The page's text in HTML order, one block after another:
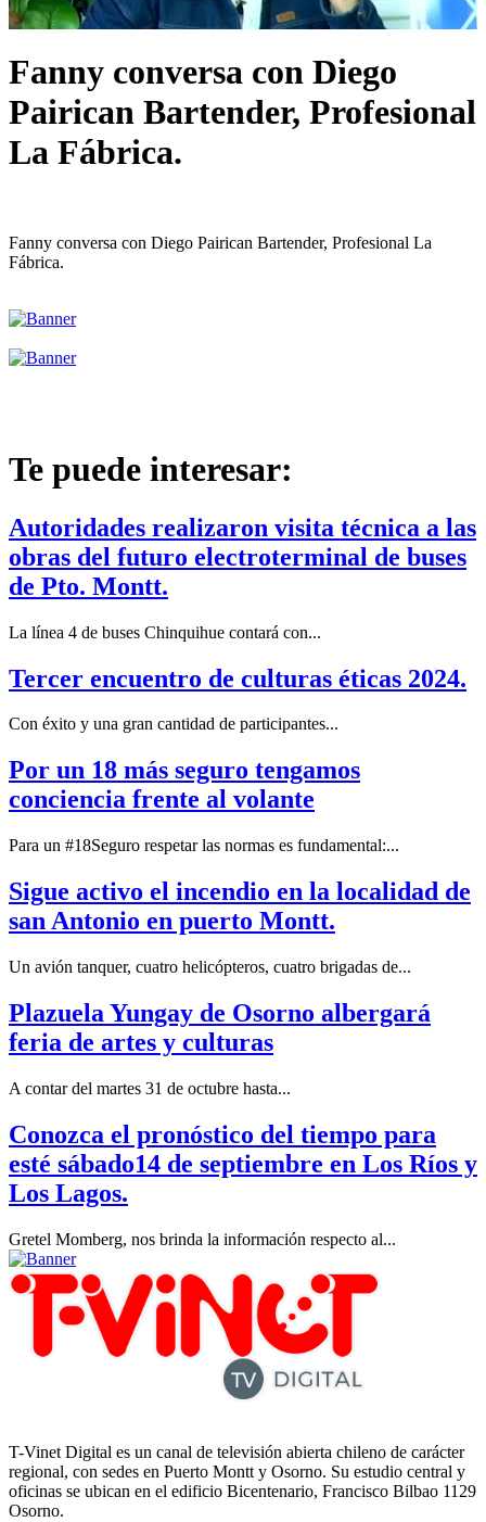
Fanny conversa con Diego
Pairican Bartender, Profesional
La Fábrica.
Fanny conversa con Diego Pairican Bartender, Profesional La
Fábrica.
Te puede interesar:
Autoridades realizaron visita técnica a las
obras del futuro electroterminal de buses
de Pto. Montt.
La línea 4 de buses Chinquihue contará con...
Tercer encuentro de culturas éticas 2024.
Con éxito y una gran cantidad de participantes...
Por un 18 más seguro tengamos
conciencia frente al volante
Para un #18Seguro respetar las normas es fundamental:...
Sigue activo el incendio en la localidad de
san Antonio en puerto Montt.
Un avión tanquer, cuatro helicópteros, cuatro brigadas de...
Plazuela Yungay de Osorno albergará
feria de artes y culturas
A contar del martes 31 de octubre hasta...
Conozca el pronóstico del tiempo para
esté sábado14 de septiembre en Los Ríos y
Los Lagos.
Gretel Momberg, nos brinda la información respecto al...
T-Vinet Digital es un canal de televisión abierta chileno de carácter
regional, con sedes en Puerto Montt y Osorno. Su estudio central y
oficinas se ubican en el edificio Bicentenario, Francisco Bilbao 1129
Osorno.